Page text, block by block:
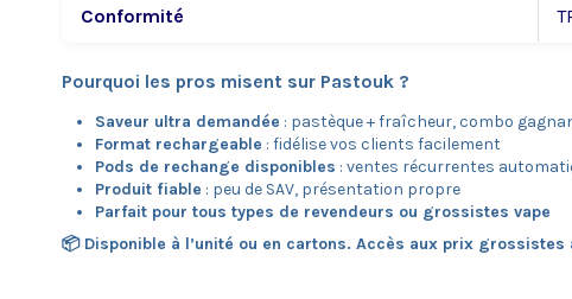
Conformité
Pourquoi les pros misent sur Pastouk ?
Saveur ultra demandée : pastèque + fraîcheur, combo
Format rechargeable : fidélise vos clients facilement
Pods de rechange disponibles : ventes récurrentes
Produit fiable : peu de SAV, présentation propre
Parfait pour tous types de revendeurs ou grossistes vape
📦 Disponible à l’unité ou en cartons. Accès aux prix